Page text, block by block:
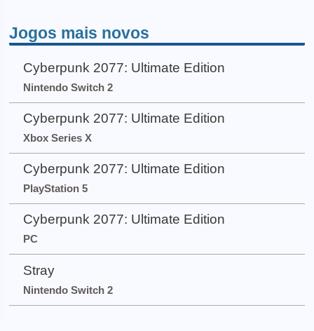
Jogos mais novos
Cyberpunk 2077: Ultimate Edition
Nintendo Switch 2
Cyberpunk 2077: Ultimate Edition
Xbox Series X
Cyberpunk 2077: Ultimate Edition
PlayStation 5
Cyberpunk 2077: Ultimate Edition
PC
Stray
Nintendo Switch 2